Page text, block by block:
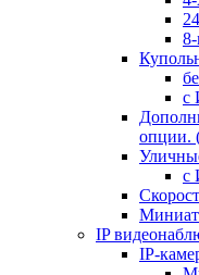
с
опции.
с
IP
IP-